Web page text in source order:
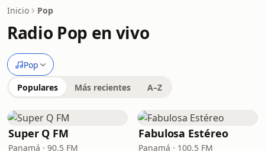
Inicio Pop
Radio Pop en vivo
Pop
Populares Más recientes A–Z
Super Q FM
Panamá · 90.5 FM
Fabulosa Estéreo
Panamá · 100.5 FM